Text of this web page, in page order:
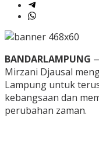
BANDARLAMPUNG
Mirzani Djausal
Lampung untuk
kebangsaan dan
perubahan zaman.